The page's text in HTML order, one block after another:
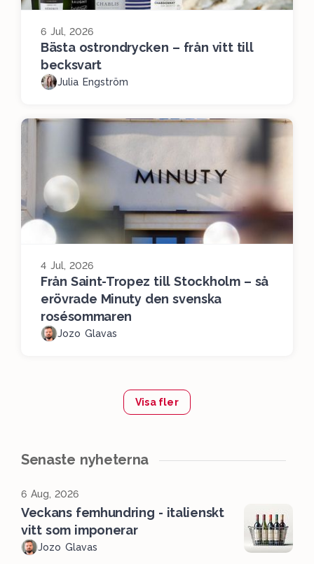
6 Jul, 2026
Bästa ostrondrycken – från vitt till
becksvart
Julia Engström
4 Jul, 2026
Från Saint-Tropez till Stockholm – så
erövrade Minuty den svenska
rosésommaren
Jozo Glavas
Visa fler
Senaste nyheterna
6 Aug, 2026
Veckans femhundring - italienskt
vitt som imponerar
Jozo Glavas